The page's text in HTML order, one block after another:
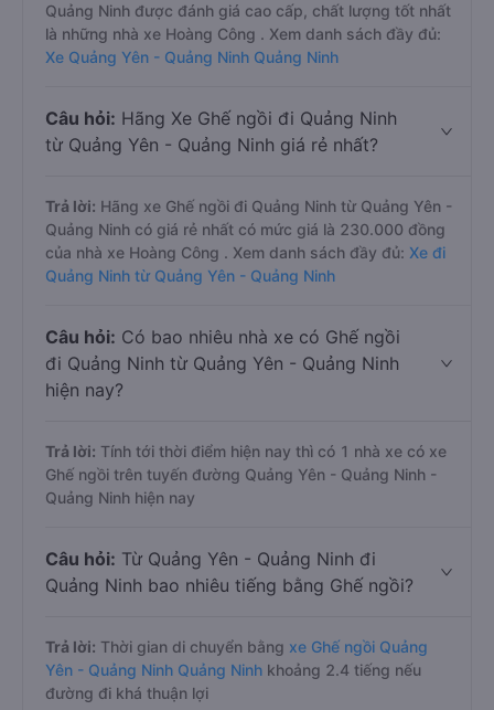
Quảng Ninh được đánh giá cao cấp, chất lượng tốt nhất
là những nhà xe Hoàng Công . Xem danh sách đầy đủ:
Xe Quảng Yên - Quảng Ninh Quảng Ninh
Câu hỏi: Hãng Xe Ghế ngồi đi Quảng Ninh
từ Quảng Yên - Quảng Ninh giá rẻ nhất?
Trả lời: Hãng xe Ghế ngồi đi Quảng Ninh từ Quảng Yên -
Quảng Ninh có giá rẻ nhất có mức giá là 230.000 đồng
của nhà xe Hoàng Công . Xem danh sách đầy đủ: Xe đi
Quảng Ninh từ Quảng Yên - Quảng Ninh
Câu hỏi: Có bao nhiêu nhà xe có Ghế ngồi
đi Quảng Ninh từ Quảng Yên - Quảng Ninh
hiện nay?
Trả lời: Tính tới thời điểm hiện nay thì có 1 nhà xe có xe
Ghế ngồi trên tuyến đường Quảng Yên - Quảng Ninh -
Quảng Ninh hiện nay
Câu hỏi: Từ Quảng Yên - Quảng Ninh đi
Quảng Ninh bao nhiêu tiếng bằng Ghế ngồi?
Trả lời: Thời gian di chuyển bằng xe Ghế ngồi Quảng
Yên - Quảng Ninh Quảng Ninh khoảng 2.4 tiếng nếu
đường đi khá thuận lợi